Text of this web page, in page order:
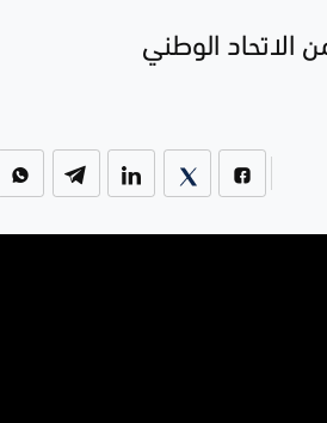
الوطني